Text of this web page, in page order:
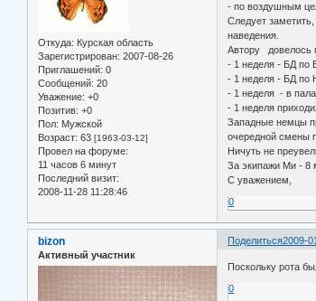
Откуда: Курская область
Зарегистрирован: 2007-08-26
Приглашений: 0
Сообщений: 20
Уважение: +0
Позитив: +0
Пол: Мужской
Возраст: 63 [1963-03-12]
Провел на форуме:
11 часов 6 минут
Последний визит:
2008-11-28 11:28:46
- по воздушным
Следует
наведения.
Автору довелось
- 1 неделя - БД по
- 1 неделя - БД по
- 1 неделя - в
- 1 неделя
Западные немцы
очередной смены
Ничуть не
За экипажи Ми - 8
С уважением,
0
Поделиться2009-
bizon
Активный участник
Поскольку рота
0